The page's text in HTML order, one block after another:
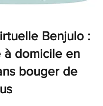
Benjulo :
à domicile en
bouger de